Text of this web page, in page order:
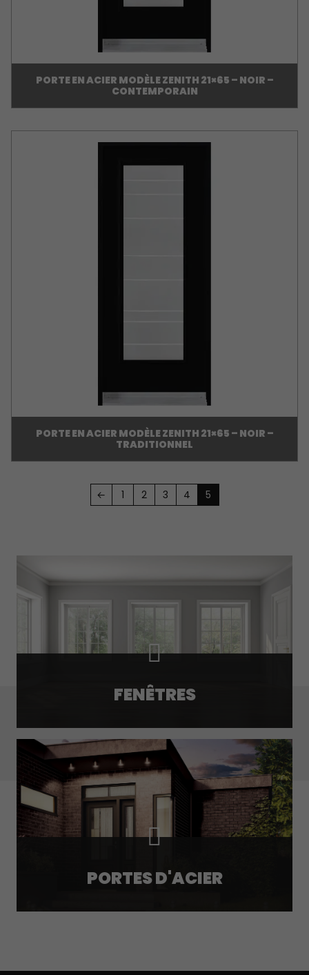
PORTE EN ACIER MODÈLE ZENITH 21×65 – NOIR –
CONTEMPORAIN
PORTE EN ACIER MODÈLE ZENITH 21×65 – NOIR –
TRADITIONNEL
← 1 2 3 4 5
FENÊTRES
PORTES D'ACIER